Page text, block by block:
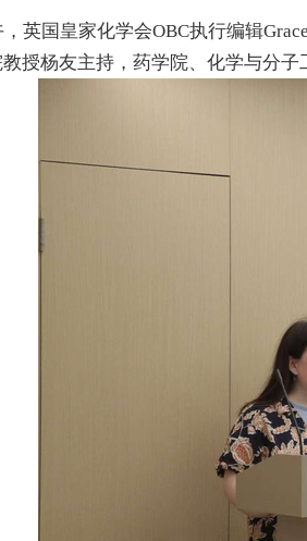
国皇家化学会OBC执行编辑Grace
授杨友主持，药学院、化学与分